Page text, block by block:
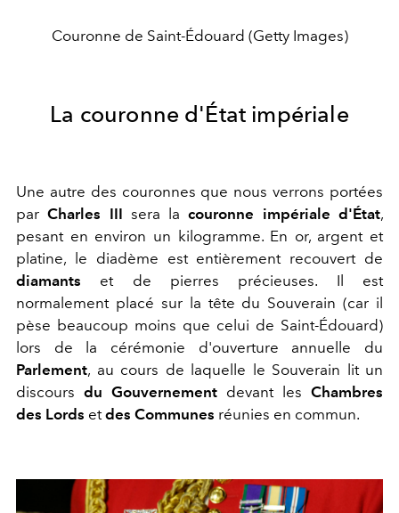
Couronne de Saint-Édouard (Getty Images)
La couronne d'État impériale
Une autre des couronnes que nous verrons portées
parCharles III sera lacouronne impériale d'État,
pesant en environ un kilogramme. En or, argent et
platine, le diadème est entièrement recouvert de
diamants et de pierres précieuses. Il est
normalement placé sur la tête du Souverain (car il
pèse beaucoup moins que celui de Saint-Édouard)
lors de la cérémonie d'ouverture annuelle du
Parlement, au cours de laquelle le Souverain lit un
discours du Gouvernement devant les Chambres
des Lords etdes Communes réunies en commun.